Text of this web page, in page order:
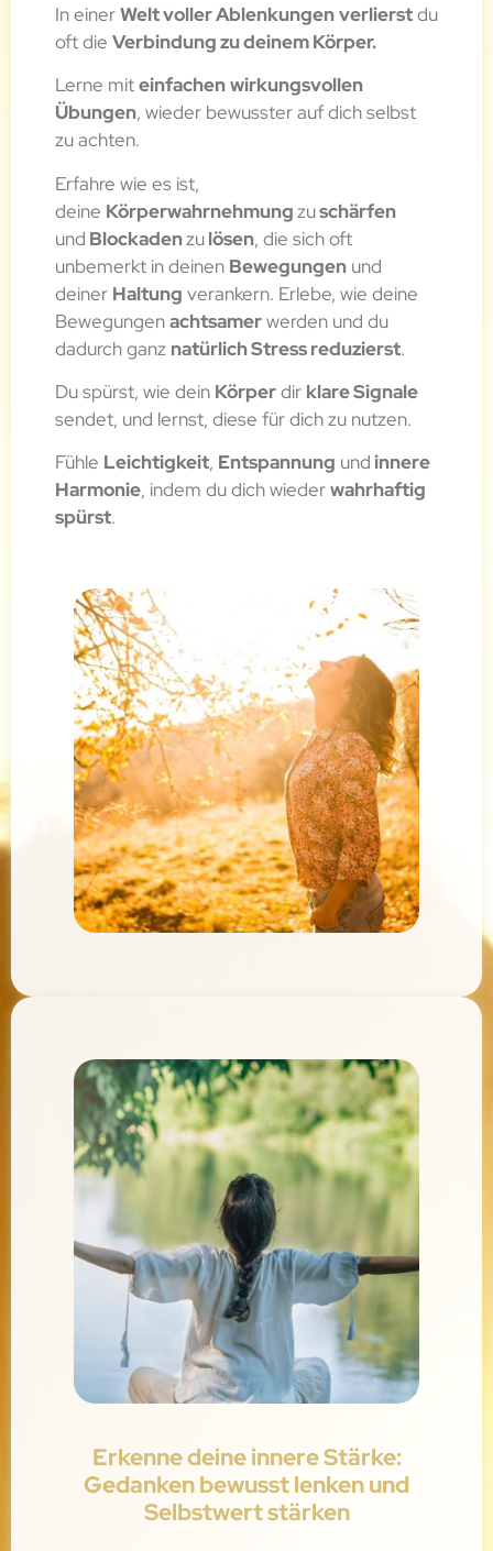
In einerWelt voller Ablenkungenverlierstdu
oft die Verbindung zu deinem Körper.
Lerne miteinfachenwirkungsvollen
Übungen, wieder bewusster auf dich selbst
zu achten.
Erfahre wie es ist,
deine Körperwahrnehmungzuschärfen
und Blockadenzulösen, die sich oft
unbemerkt in deinen Bewegungen und
deiner Haltung verankern. Erlebe, wie deine
Bewegungenachtsamerwerden und du
dadurch ganz natürlich Stress reduzierst.
Du spürst, wie dein Körperdir klare Signale
sendet, und lernst, diese für dich zu nutzen.
Fühle Leichtigkeit, Entspannung und innere
Harmonie, indem du dich wiederwahrhaftig
spürst.
Erkenne deine innere Stärke:
Gedanken bewusst lenken und
Selbstwert stärken